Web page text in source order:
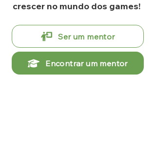
crescer no mundo dos games!
Ser um mentor
Encontrar um mentor